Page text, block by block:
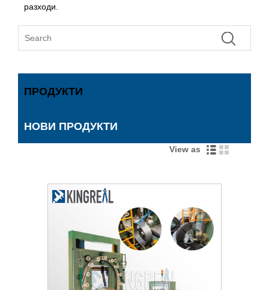
разходи.
ПРОДУКТИ
НОВИ ПРОДУКТИ
View as